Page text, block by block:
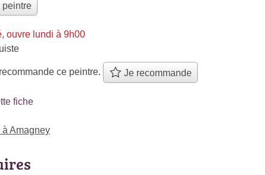
peintre
ouvre lundi à 9h00
recommande ce peintre. Je recommande
fiche
Amagney